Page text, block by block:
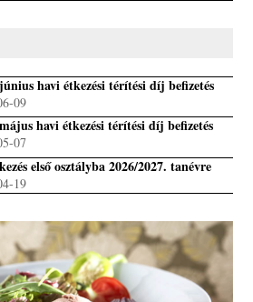
havi étkezési térítési díj befizetés
09
havi étkezési térítési díj befizetés
07
első osztályba 2026/2027. tanévre
19